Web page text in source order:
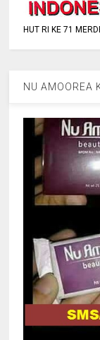
HUT RI KE 71
NU AMOOREA